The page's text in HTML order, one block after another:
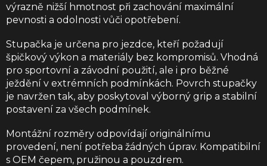
výrazně nižší hmotnost při zachování maximální
pevnosti a odolnosti vůči opotřebení.
Stupačka je určena pro jezdce, kteří požadují
špičkový výkon a materiály bez kompromisů. Vhodná
pro sportovní a závodní použití, ale i pro běžné
ježdění v extrémních podmínkách. Povrch stupačky
je navržen tak, aby poskytoval výborný grip a stabilní
postavení za všech podmínek.
Montážní rozměry odpovídají originálnímu
provedení, není potřeba žádných úprav. Kompatibilní
s OEM čepem, pružinou a pouzdrem.